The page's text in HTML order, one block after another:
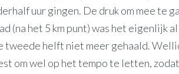
uur gingen. De druk om mee te
(na het 5 km punt) was het eigenlijk
tweede helft niet meer gehaald.
om wel op het tempo te letten,